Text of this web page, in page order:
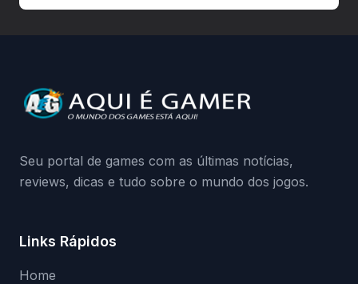
da Playground: negação do preload,
medidas contra acessos não autorizados
Seu portal de games com as últimas notícias,
reviews, dicas e tudo sobre o mundo dos jogos.
Links Rápidos
Home